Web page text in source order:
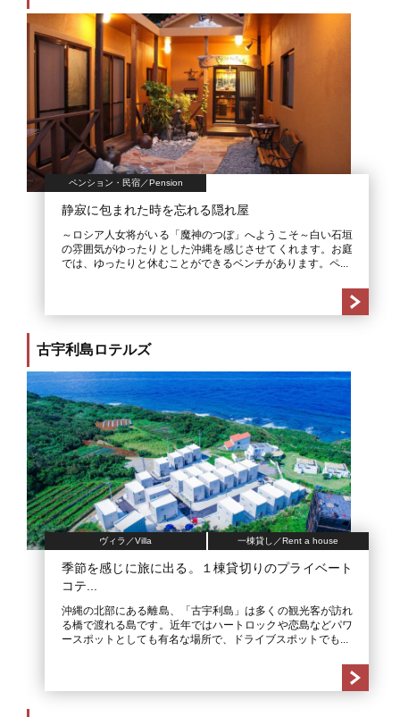
ペンション・民宿／Pension
静寂に包まれた時を忘れる隠れ屋
～ロシア人女将がいる「魔神のつぼ」へようこそ～白い石垣
の雰囲気がゆったりとした沖縄を感じさせてくれます。お庭
では、ゆったりと休むことができるベンチがあります。ペ...
古宇利島ロテルズ
ヴィラ／Villa 一棟貸し／Rent a house
季節を感じに旅に出る。１棟貸切りのプライベート
コテ...
沖縄の北部にある離島、「古宇利島」は多くの観光客が訪れ
る橋で渡れる島です。近年ではハートロックや恋島などパワ
ースポットとしても有名な場所で、ドライブスポットでも...